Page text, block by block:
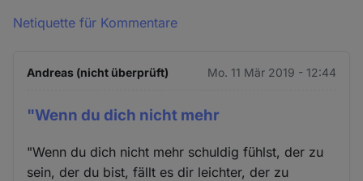
Netiquette für Kommentare
Andreas (nicht überprüft) Mo. 11 Mär 2019 - 12:44
"Wenn du dich nicht mehr
"Wenn du dich nicht mehr schuldig fühlst, der zu
sein, der du bist, fällt es dir leichter, der zu